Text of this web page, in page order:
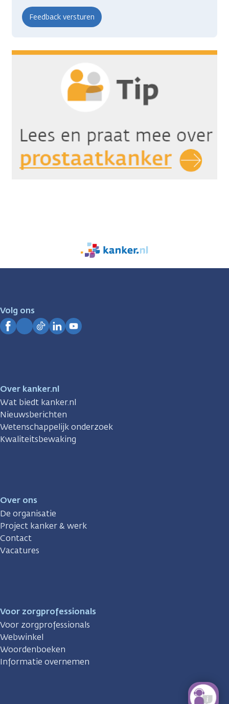
We
zijn
Volg ons
Over kanker.nl
Wat biedt kanker.nl
Nieuwsberichten
Wetenschappelijk onderzoek
Kwaliteitsbewaking
Over ons
De organisatie
Project kanker & werk
Contact
Vacatures
Voor zorgprofessionals
Voor zorgprofessionals
Webwinkel
Woordenboeken
Informatie overnemen